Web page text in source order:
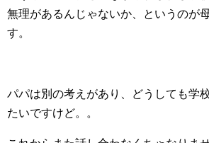
無理があるんじゃないか、というのが
す。
パパは別の考えがあり、どうしても学
たいですけど。。